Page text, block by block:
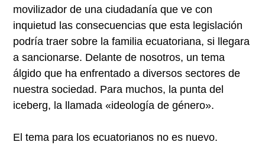
movilizador de una ciudadanía que ve con
inquietud las consecuencias que esta legislación
podría traer sobre la familia ecuatoriana, si llegara
a sancionarse. Delante de nosotros, un tema
álgido que ha enfrentado a diversos sectores de
nuestra sociedad. Para muchos, la punta del
iceberg, la llamada «ideología de género».
El tema para los ecuatorianos no es nuevo.